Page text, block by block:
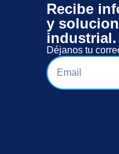
Recibe
y
industrial.
Déjanos tu